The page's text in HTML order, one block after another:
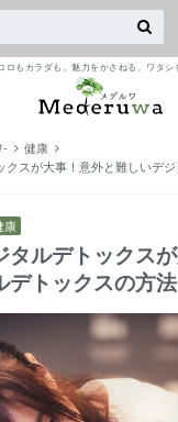
ロもカラダも。魅力をかさねる。ワタシ
-
健康
クスが大事！意外と難しいデ
康
タルデトックス
デトックスの方法